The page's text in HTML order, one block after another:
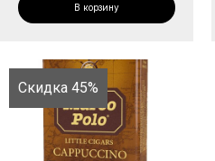
В корзину
Скидка 45%